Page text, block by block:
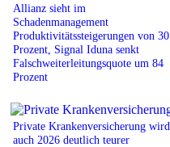
Allianz sieht im
Schadenmanagement
Produktivitätssteigerungen von 30
Prozent, Signal Iduna senkt
Falschweiterleitungsquote um 84
Prozent
Private Krankenversicherung wird
auch 2026 deutlich teurer